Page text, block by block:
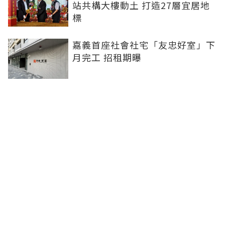
站共構大樓動土 打造27層宜居地
標
嘉義首座社會社宅「友忠好室」下
月完工 招租期曝